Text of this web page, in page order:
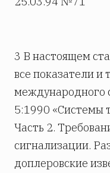
3 В настоящем
все показатели и
международного
5:1990 «Системы
Часть 2.
сигнализации.
доплеровские